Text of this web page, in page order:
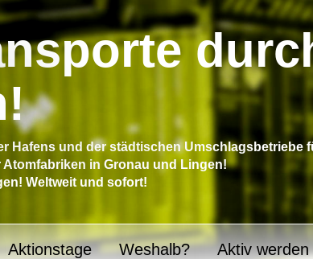
Hafens und der städtischen Umschlagsbetriebe
in Gronau und Lingen!
Weltweit und sofort!
Aktionstage Weshalb? Aktiv werden